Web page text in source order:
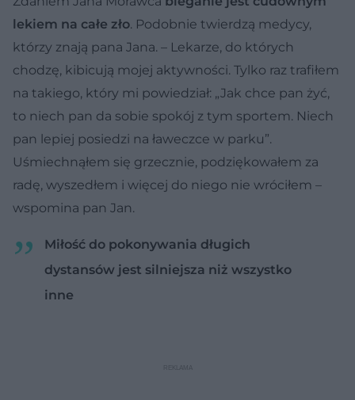
lekiem na całe zło. Podobnie twierdzą medycy,
którzy znają pana Jana. – Lekarze, do których
chodzę, kibicują mojej aktywności. Tylko raz trafiłem
na takiego, który mi powiedział: „Jak chce pan żyć,
to niech pan da sobie spokój z tym sportem. Niech
pan lepiej posiedzi na ławeczce w parku”.
Uśmiechnąłem się grzecznie, podziękowałem za
radę, wyszedłem i więcej do niego nie wróciłem –
wspomina pan Jan.
Miłość do pokonywania długich
dystansów jest silniejsza niż wszystko
inne